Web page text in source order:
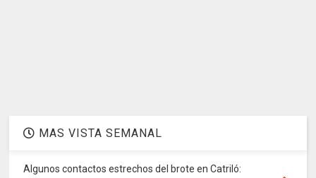
MAS VISTA SEMANAL
Algunos contactos estrechos del brote en Catriló: